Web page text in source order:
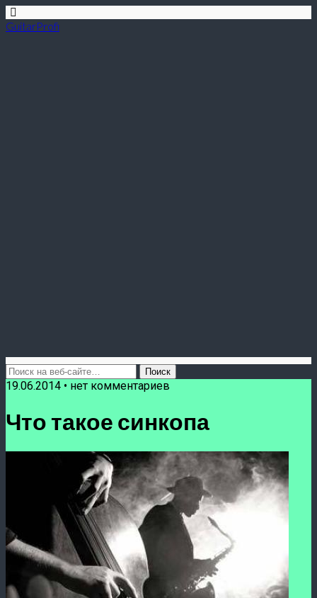
GuitarProfi
19.06.2014 • нет комментариев
Что такое синкопа